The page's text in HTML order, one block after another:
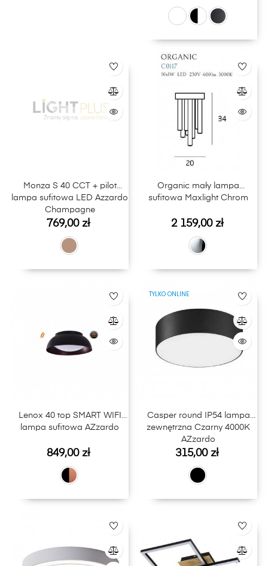
Monza S 40 CCT + pilot
lampa sufitowa LED Azzardo
Champagne
Cena
769,00 zł
Organic mały lampa
sufitowa Maxlight Chrom
Cena
2 159,00 zł
Lenox 40 top SMART WIFI
lampa sufitowa AZzardo
Cena
849,00 zł
TYLKO ONLINE
Casper round IP54 lampa
zewnętrzna Czarny 4000K
AZzardo
Cena
315,00 zł